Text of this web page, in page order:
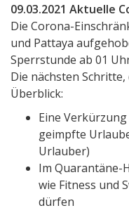
09.03.2021 Aktuelle
Die Corona-
und Pattaya
Sperrstunde ab 01
Die nächsten
Überblick:
Eine
geimpfte
Urlauber)
Im Quarantäne-
wie Fitness und
dürfen